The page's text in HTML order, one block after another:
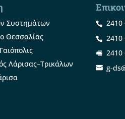
Συστημάτων
Θεσσαλίας
Λάρισας–Τρικάλων
2410
2410
2410
g-